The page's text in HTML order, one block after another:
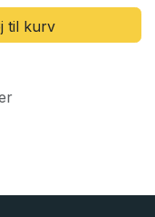
til kurv